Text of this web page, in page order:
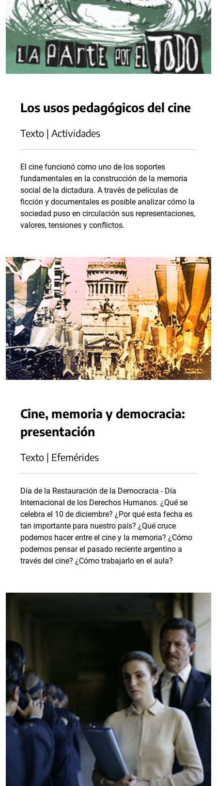
Los usos pedagógicos del cine
Texto | Actividades
El cine funcionó como uno de los soportes
fundamentales en la construcción de la memoria
social de la dictadura. A través de películas de
ficción y documentales es posible analizar cómo la
sociedad puso en circulación sus representaciones,
valores, tensiones y conflictos.
Cine, memoria y democracia:
presentación
Texto | Efemérides
Día de la Restauración de la Democracia - Día
Internacional de los Derechos Humanos. ¿Qué se
celebra el 10 de diciembre? ¿Por qué esta fecha es
tan importante para nuestro país? ¿Qué cruce
podemos hacer entre el cine y la memoria? ¿Cómo
podemos pensar el pasado reciente argentino a
través del cine? ¿Cómo trabajarlo en el aula?